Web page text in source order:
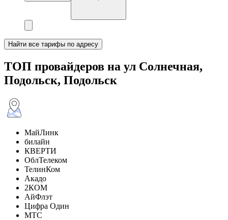
Найти все тарифы по адресу
ТОП провайдеров на ул Солнечная,
Подольск, Подольск
МайЛинк
билайн
КВЕРТИ
ОблТелеком
ТелинКом
Акадо
2КОМ
АйФлэт
Цифра Один
МТС